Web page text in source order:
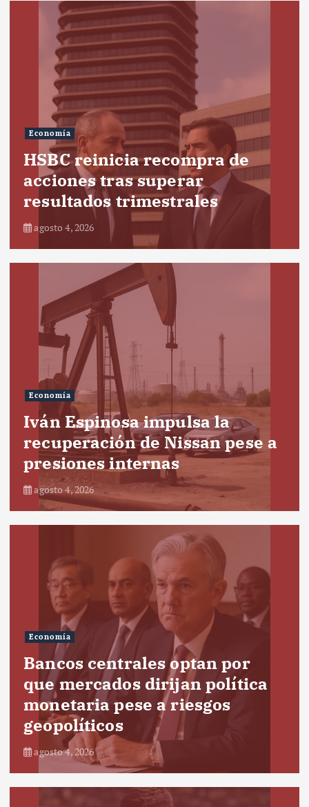
Economía
HSBC reinicia recompra de
acciones tras superar
resultados trimestrales
agosto 4, 2026
Economía
Iván Espinosa impulsa la
recuperación de Nissan pese a
presiones internas
agosto 4, 2026
Economía
Bancos centrales optan por
que mercados dirijan política
monetaria pese a riesgos
geopolíticos
agosto 4, 2026